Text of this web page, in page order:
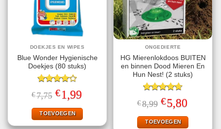
DOEKJES EN WIPES
Blue Wonder Hygienische
Doekjes (80 stuks)
Gewaardeerd
4.00uit
€7,75 Oorspronkelijke
prijs
was:
€7,75.
€1,99
is:
€1,99.
TOEVOEGEN
ONGEDIERTE
HG Mierenlokdoos BUITEN
en binnen Dood Mieren En
Hun Nest! (2 stuks)
Gewaardeerd
4.67uit 5
€8,99 Oorspronkelijke
prijs
was:
€8,99.
€5,80
is:
€5,80.
TOEVOEGEN